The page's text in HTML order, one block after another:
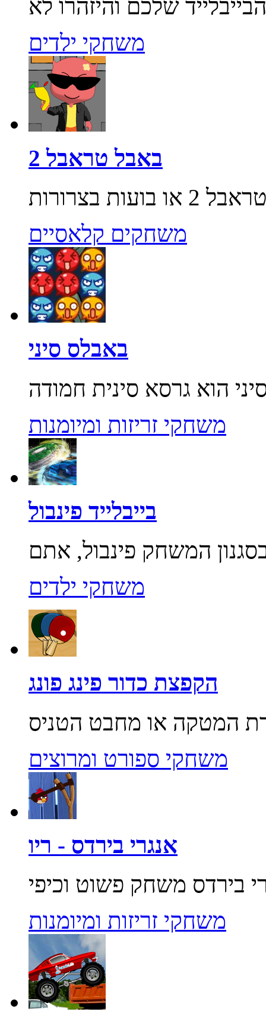
משחקי ילדים
באבל טראבל 2
משחקים קלאסיים
באבלס סיני
משחקי זריזות ומיומנות
בייבלייד פינבול
משחקי ילדים
הקפצת כדור פינג פונג
משחקי ספורט ומרוצים
אנגרי בירדס - ריו
משחקי זריזות ומיומנות